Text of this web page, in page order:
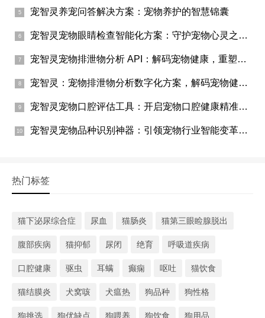
宠智灵养宠问答解决方案：宠物养护的智慧锦囊
宠智灵宠物眼睛检查智能化方案：守护宠物心灵之窗的智慧之选
宠智灵宠物排泄物分析 API：解码宠物健康，重塑宠物行业服务链
宠智灵：宠物排泄物分析数字化方案，解码宠物健康的隐秘信号
宠智灵宠物口腔评估工具：开启宠物口腔健康精准守护新时代
宠智灵宠物品种识别神器：引领宠物行业智能变革新风潮
热门标签
猫下泌尿综合症 尿血 猫肠炎 猫第三眼睑腺脱出
腹部疾病 猫抑郁 尿闭 绝育 呼吸道疾病
口腔健康 驱虫 耳螨 癫痫 呕吐 猫饮食
猫结膜炎 犬窝咳 犬瘟热 狗品种 狗性格
狗挑选 狗优缺点 狗喂养 狗饮食 狗用品